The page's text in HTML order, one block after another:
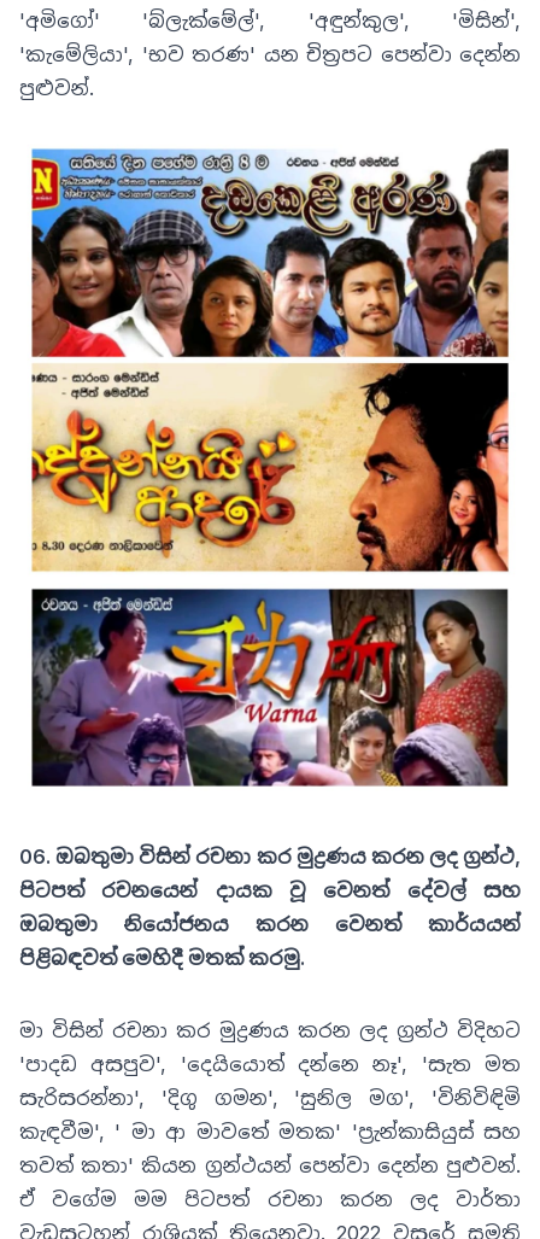
'අමිගෝ' 'බ්ලැක්මේල්', 'අඳුන්කුල', 'මිසින්',
'කැමේලියා', 'භව තරණ' යන චිත්‍රපට පෙන්වා දෙන්න
පුළුවන්.
06. ඔබතුමා විසින් රචනා කර මුද්‍රණය කරන ලද ග්‍රන්ථ,
පිටපත් රචනයෙන් දායක වූ වෙනත් දේවල් සහ
ඔබතුමා නියෝජනය කරන වෙනත් කාර්යයන්
පිළිබඳවත් මෙහිදී මතක් කරමු.
මා විසින් රචනා කර මුද්‍රණය කරන ලද ග්‍රන්ථ විදිහට
'පාදඩ අසපුව', 'දෙයියොත් දන්නෙ නෑ', 'සැත මත
සැරිසරන්නා', 'දිගු ගමන', 'සුනිල මග', 'විනිවිඳිමි
කැඳවීම', ' මා ආ මාවතේ මතක' 'ප්‍රැන්කාසියුස් සහ
තවත් කතා' කියන ග්‍රන්ථයන් පෙන්වා දෙන්න පුළුවන්.
ඒ වගේම මම පිටපත් රචනා කරන ලද වාර්තා
වැඩසටහන් රාශියක් තියෙනවා. 2022 වසරේ සුමති